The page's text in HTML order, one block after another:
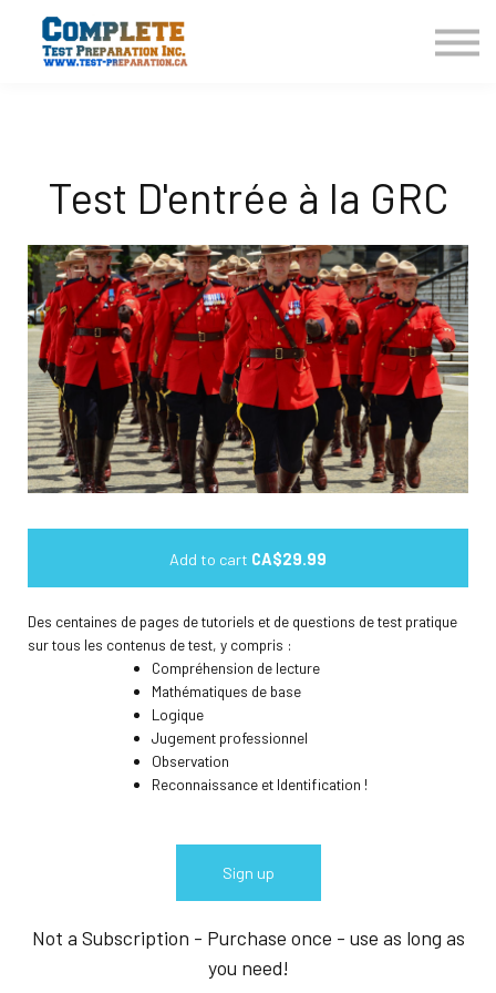
CONTACT US
Test D'entrée à la GRC
Add to cart CA$29.99
Des centaines de pages de tutoriels et de questions de test pratique
sur tous les contenus de test, y compris :
Compréhension de lecture
Mathématiques de base
Logique
Jugement professionnel
Observation
Reconnaissance et Identification !
Sign up
Not a Subscription - Purchase once - use as long as
you need!